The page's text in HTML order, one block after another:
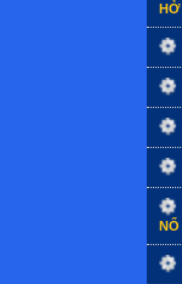
HỞ
NỔ